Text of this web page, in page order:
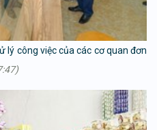
công việc của các cơ quan đơn